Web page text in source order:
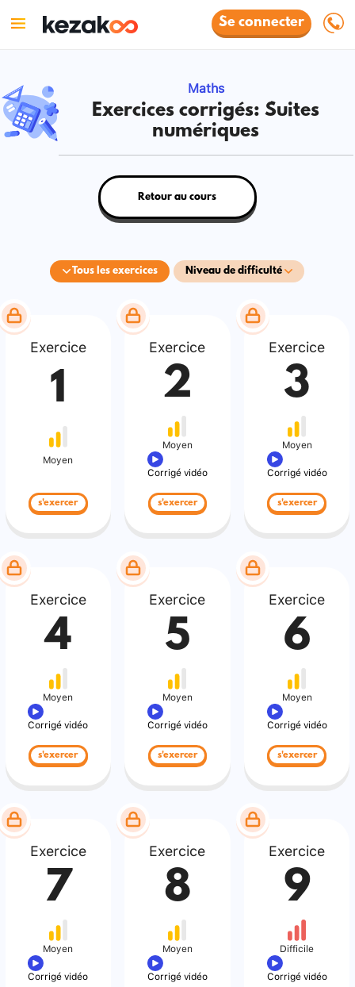
Se connecter
Maths
Exercices corrigés: Suites
numériques
Tous les exercices Niveau de difficulté
Retour au cours
Exercice
1
Moyen
s'exercer
Exercice
2
Moyen
Corrigé vidéo
s'exercer
Exercice
3
Moyen
Corrigé vidéo
s'exercer
Exercice
4
Moyen
Corrigé vidéo
s'exercer
Exercice
5
Moyen
Corrigé vidéo
s'exercer
Exercice
6
Moyen
Corrigé vidéo
s'exercer
Exercice
7
Moyen
Corrigé vidéo
Exercice
8
Moyen
Corrigé vidéo
Exercice
9
Difficile
Corrigé vidéo